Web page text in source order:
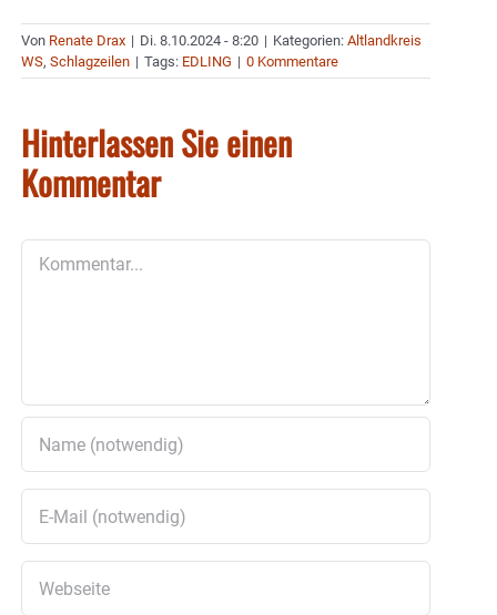
Von Renate Drax | Di. 8.10.2024 - 8:20 | Kategorien: Altlandkreis
WS, Schlagzeilen | Tags: EDLING | 0 Kommentare
Hinterlassen Sie einen
Kommentar